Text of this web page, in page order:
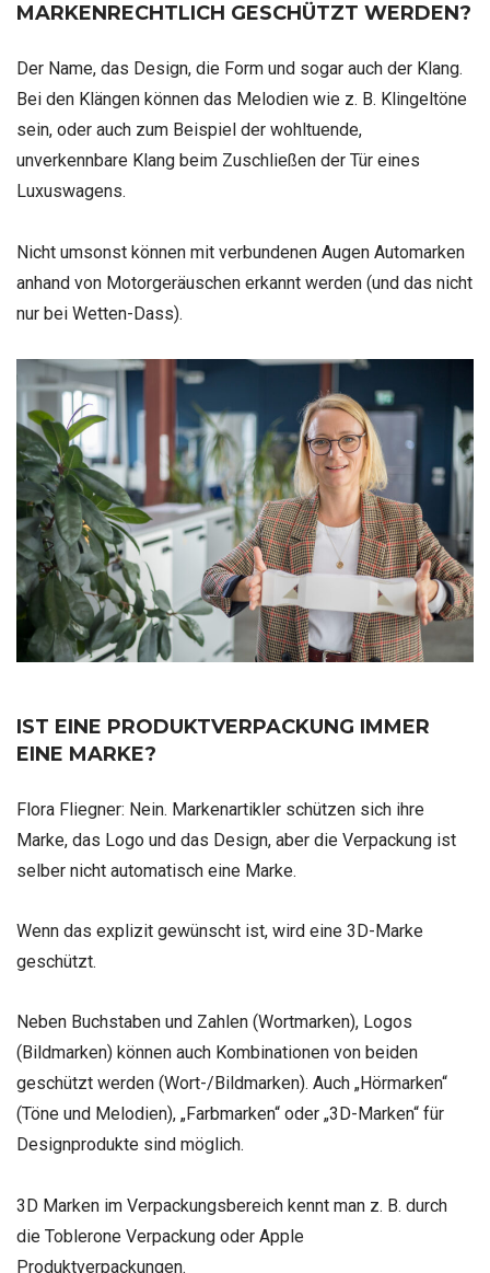
MARKENRECHTLICH GESCHÜTZT WERDEN?
Der Name, das Design, die Form und sogar auch der Klang.
Bei den Klängen können das Melodien wie z. B. Klingeltöne
sein, oder auch zum Beispiel der wohltuende,
unverkennbare Klang beim Zuschließen der Tür eines
Luxuswagens.
Nicht umsonst können mit verbundenen Augen Automarken
anhand von Motorgeräuschen erkannt werden (und das nicht
nur bei Wetten-Dass).
IST EINE PRODUKTVERPACKUNG IMMER
EINE MARKE?
Flora Fliegner: Nein. Markenartikler schützen sich ihre
Marke, das Logo und das Design, aber die Verpackung ist
selber nicht automatisch eine Marke.
Wenn das explizit gewünscht ist, wird eine 3D-Marke
geschützt.
Neben Buchstaben und Zahlen (Wortmarken), Logos
(Bildmarken) können auch Kombinationen von beiden
geschützt werden (Wort-/Bildmarken). Auch „Hörmarken“
(Töne und Melodien), „Farbmarken“ oder „3D-Marken“ für
Designprodukte sind möglich.
3D Marken im Verpackungsbereich kennt man z. B. durch
die Toblerone Verpackung oder Apple
Produktverpackungen.